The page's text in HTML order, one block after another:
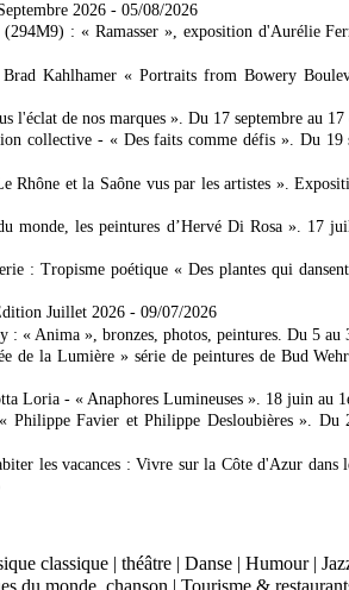
2026 - 05/08/2026
: « Ramasser », exposition d'Aurélie
Kahlhamer « Portraits from Bowery
l'éclat de nos marques ». Du 17 septembre au 17
collective - « Des faits comme défis ». Du 19
et la Saône vus par les artistes ».
monde, les peintures d’Hervé Di Rosa ». 17
: Tropisme poétique « Des plantes qui
Juillet 2026 - 09/07/2026
: « Anima », bronzes, photos, peintures. Du 5 au
de la Lumière » série de peintures de Bud
Loria - « Anaphores Lumineuses ». 18 juin au
Philippe Favier et Philippe Desloubières ». Du
les vacances : Vivre sur la Côte d'Azur dans
classique | théâtre | Danse | Humour |
du monde, chanson | Tourisme &